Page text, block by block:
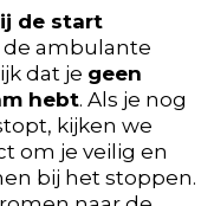
de start
ambulante
dat je geen
hebt. Als je nog
kijken we
om je veilig en
bij het stoppen.